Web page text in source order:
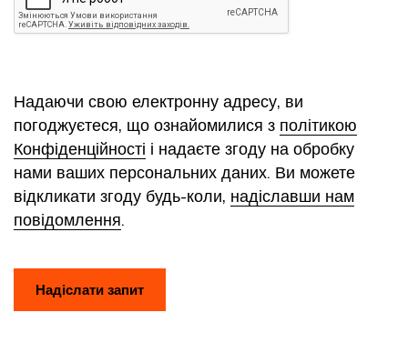
Надаючи свою електронну адресу, ви
погоджуєтеся, що ознайомилися з політикою
Конфіденційності і надаєте згоду на обробку
нами ваших персональних даних. Ви можете
відкликати згоду будь-коли, надіславши нам
повідомлення.
Надіслати запит